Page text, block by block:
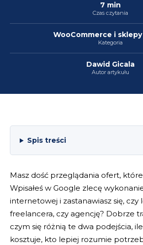
7 min
Czas czytania
WooCommerce i
Kategoria
Dawid Gicala
Autor artykułu
Spis treści
Masz dość przeglądania ofert,
Wpisałeś w Google zlecę
internetowej i zastanawiasz się, czy
freelancera, czy agencję? Dobrze
czym się różnią te dwa podejścia,
kosztuje, kto lepiej rozumie